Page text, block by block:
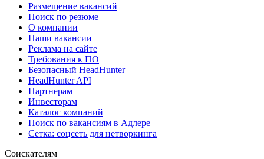
Размещение вакансий
Поиск по резюме
О компании
Наши вакансии
Реклама на сайте
Требования к ПО
Безопасный HeadHunter
HeadHunter API
Партнерам
Инвесторам
Каталог компаний
Поиск по вакансиям в Адлере
Сетка: соцсеть для нетворкинга
Соискателям